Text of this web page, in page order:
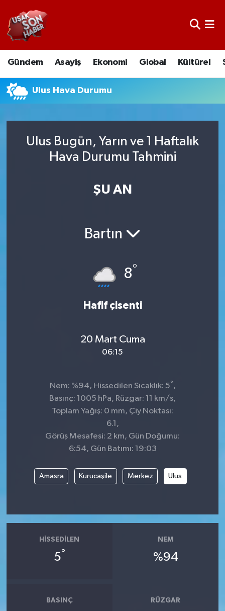
Gündem Asayiş Ekonomi Global Kültürel
Ulus Hava Durumu
Ulus Bugün, Yarın ve 1 Haftalık
Hava Durumu Tahmini
ŞU AN
Bartın
8°
Hafif çisenti
20 Mart Cuma
06:15
Nem: %94, Hissedilen Sıcaklık: 5° ,
Basınç: 1005 hPa, Rüzgar: 11 km/s,
Toplam Yağış: 0 mm, Çiy Noktası:
6.1,
Görüş Mesafesi: 2 km, Gün Doğumu:
6:54, Gün Batımı: 19:03
Amasra Kurucaşile Merkez Ulus
HISSEDILEN
5°
NEM
%94
BASINÇ RÜZGAR
Uşak Nöbetçi Eczaneler
Uşak Hava Durumu
Uşak Namaz Vakitleri
Süper Lig Puan Durumu ve Fikstür
Son Dakika Haberleri